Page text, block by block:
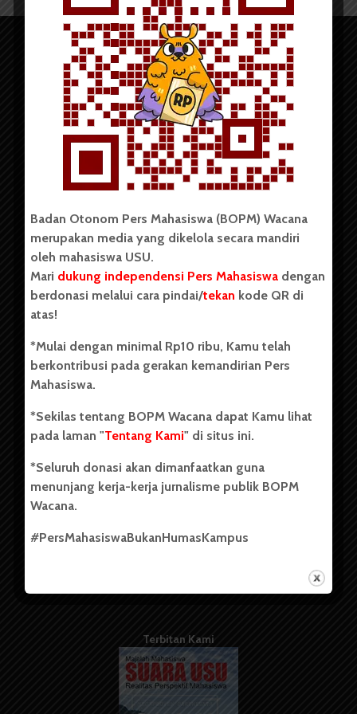
Copyright © 2023. All rights reserved BOPM WACANA.
Badan Otonom Pers Mahasiswa (BOPM) Wacana merupakan
pers mahasiswa yang berdiri di luar kampus dan dikelola
secara mandiri oleh mahasiswa Universitas Sumatera Utara
(USU). Sebelumnya BOPM Wacana merupakan salah satu
Unit Kegiatan Mahasiswa (UKM) di Universitas Sumatera
berdiri pada 1 Juli 1995.
Kontribusi
Info Iklan
Pedoman Media Siber
Kode Etik Jurnalistik
Terbitan Kami
Badan Otonom Pers Mahasiswa (BOPM) Wacana
merupakan media yang dikelola secara mandiri
oleh mahasiswa USU.
Mari dukung independensi Pers Mahasiswa dengan
berdonasi melalui cara pindai/tekan kode QR di
atas!
*Mulai dengan minimal Rp10 ribu, Kamu telah
berkontribusi pada gerakan kemandirian Pers
Mahasiswa.
*Sekilas tentang BOPM Wacana dapat Kamu lihat
pada laman "Tentang Kami" di situs ini.
*Seluruh donasi akan dimanfaatkan guna
menunjang kerja-kerja jurnalisme publik BOPM
Wacana.
#PersMahasiswaBukanHumasKampus